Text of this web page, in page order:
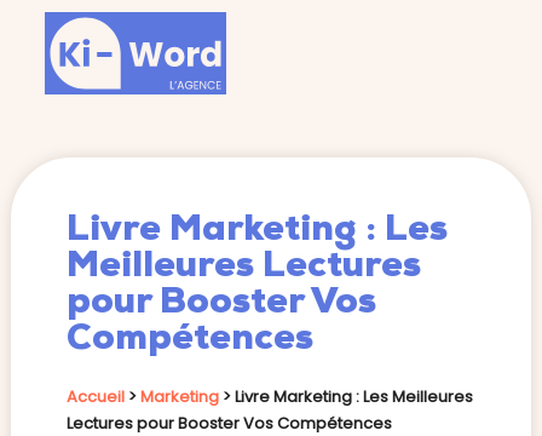
Livre Marketing : Les
Meilleures Lectures
pour Booster Vos
Compétences
Accueil>Marketing>Livre Marketing : Les Meilleures
Lectures pour Booster Vos Compétences